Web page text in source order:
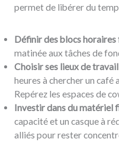
permet de libérer du
Définir des blocs horaires
matinée aux tâches de
Choisir ses lieux de travail
heures à chercher un café
Repérez les espaces de
Investir dans du matériel
capacité et un casque à
alliés pour rester